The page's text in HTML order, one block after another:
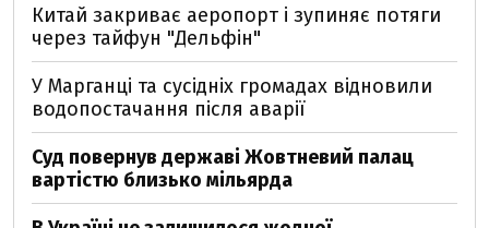
Китай закриває аеропорт і зупиняє потяги
через тайфун "Дельфін"
У Марганці та сусідніх громадах відновили
водопостачання після аварії
Суд повернув державі Жовтневий палац
вартістю близько мільярда